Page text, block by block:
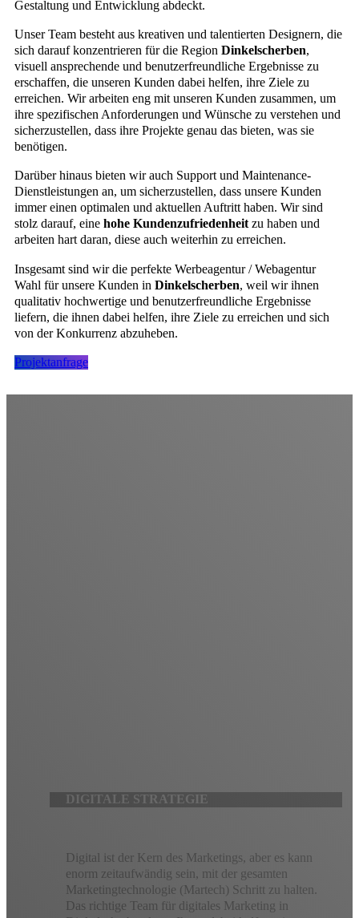
Gestaltung und Entwicklung abdeckt.
Unser Team besteht aus kreativen und talentierten Designern, die
sich darauf konzentrieren für die Region Dinkelscherben,
visuell ansprechende und benutzerfreundliche Ergebnisse zu
erschaffen, die unseren Kunden dabei helfen, ihre Ziele zu
erreichen. Wir arbeiten eng mit unseren Kunden zusammen, um
ihre spezifischen Anforderungen und Wünsche zu verstehen und
sicherzustellen, dass ihre Projekte genau das bieten, was sie
benötigen.
Darüber hinaus bieten wir auch Support und Maintenance-
Dienstleistungen an, um sicherzustellen, dass unsere Kunden
immer einen optimalen und aktuellen Auftritt haben. Wir sind
stolz darauf, eine hohe Kundenzufriedenheitzu haben und
arbeiten hart daran, diese auch weiterhin zu erreichen.
Insgesamt sind wir die perfekte Werbeagentur / Webagentur
Wahl für unsere Kunden in Dinkelscherben, weil wir ihnen
qualitativ hochwertige und benutzerfreundliche Ergebnisse
liefern, die ihnen dabei helfen, ihre Ziele zu erreichen und sich
von der Konkurrenz abzuheben.
Projektanfrage
DIGITALE STRATEGIE
Digital ist der Kern des Marketings, aber es kann
enorm zeitaufwändig sein, mit der gesamten
Marketingtechnologie (Martech) Schritt zu halten.
Das richtige Team für digitales Marketing in